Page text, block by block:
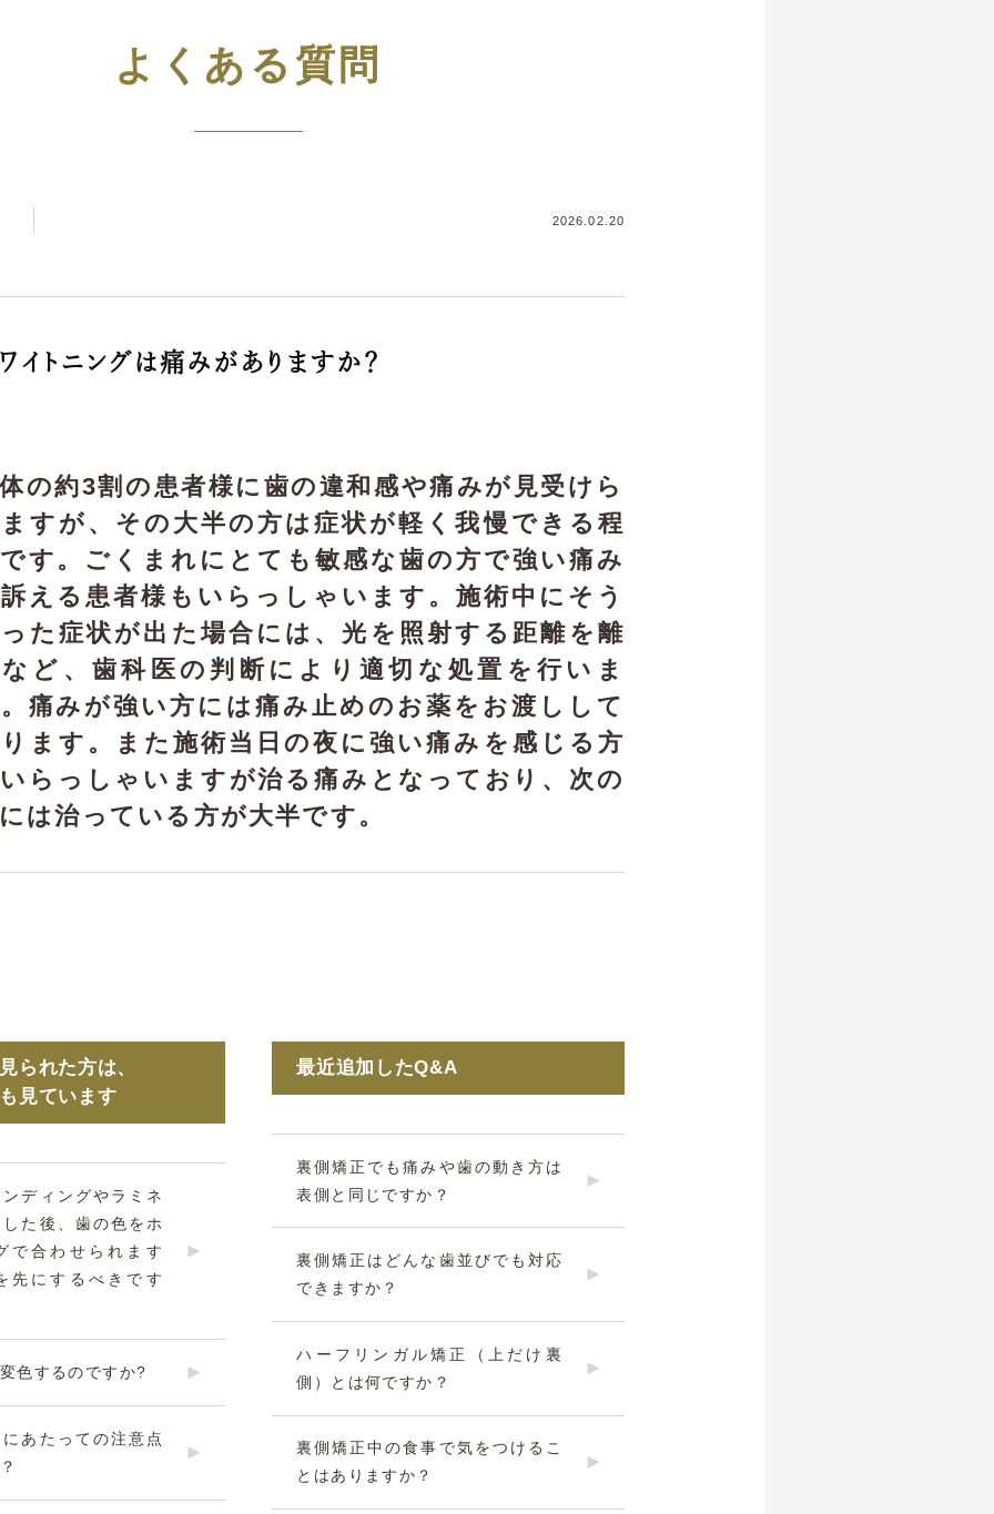
よくある質問
2026.02.20
イトニングは痛みがありますか？
の約3割の患者様に歯の違和感や痛みが見受けら
すが、その大半の方は症状が軽く我慢できる程
す。ごくまれにとても敏感な歯の方で強い痛み
える患者様もいらっしゃいます。施術中にそう
た症状が出た場合には、光を照射する距離を離
ど、歯科医の判断により適切な処置を行いま
痛みが強い方には痛み止めのお薬をお渡しして
ます。また施術当日の夜に強い痛みを感じる方
らっしゃいますが治る痛みとなっており、次の
は治っている方が大半です。
られた方は、
見ています
ディングやラミネ
た後、歯の色をホ
で合わせられます
先にするべきです
色するのですか?
あたっての注意点
最近追加したQ&A
裏側矯正でも痛みや歯の動き方は
表側と同じですか？
裏側矯正はどんな歯並びでも対応
できますか？
ハーフリンガル矯正（上だけ裏
側）とは何ですか？
裏側矯正中の食事で気をつけるこ
とはありますか？